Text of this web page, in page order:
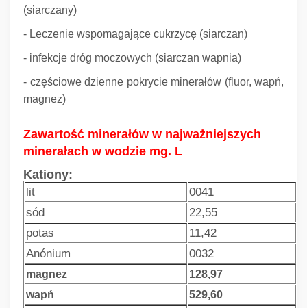
(siarczany)
- Leczenie wspomagające cukrzycę (siarczan)
- infekcje dróg moczowych (siarczan wapnia)
- częściowe dzienne pokrycie minerałów (fluor, wapń,
magnez)
Zawartość minerałów w najważniejszych
minerałach w wodzie mg. L
Kationy:
lit
0041
sód
22,55
potas
11,42
Anónium
0032
magnez
128,97
wapń
529,60